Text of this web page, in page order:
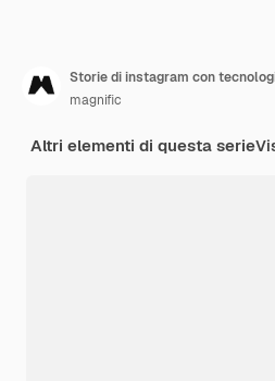
Storie di instagram con
magnific
Altri elementi di questa serie